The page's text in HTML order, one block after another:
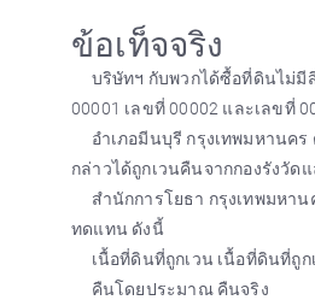
ข้อเท็จจริง
บริษัทฯ กับพวกได้ซื้อที่ดินไม่มี
00001 เลขที่ 00002 และเลขที่
อำเภอมีนบุรี กรุงเทพมหานค
กล่าวได้ถูกเวนคืนจากกองรังวัด
สำนักการโยธา กรุงเทพมหา
ทดแทน ดังนี้
เนื้อที่ดินที่ถูกเวน เนื้อที่ดินที่ถูก
คืนโดยประมาณ คืนจริง